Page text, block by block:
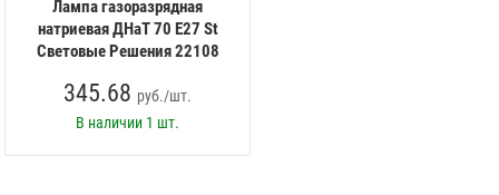
Лампа газоразрядная
натриевая ДНаТ 70 E27 St
Световые Решения 22108
345.68 руб./шт.
В наличии 1 шт.